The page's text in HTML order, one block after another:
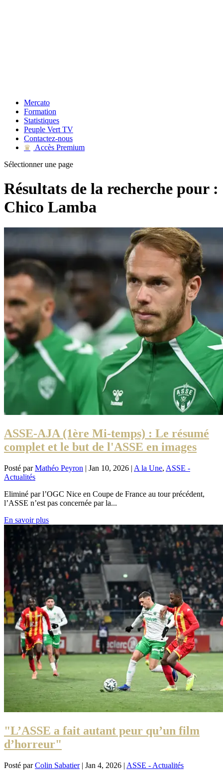
Mercato
Formation
Statistiques
Peuple Vert TV
Contactez-nous
♛
Accès Premium
Sélectionner une page
Résultats de la recherche pour :
Chico Lamba
ASSE-AJA (1ère Mi-temps) : Le résumé
complet et le but de l'ASSE en images
Posté parMathéo Peyron | Jan 10, 2026 | A la Une, ASSE -
Actualités
Eliminé par l’OGC Nice en Coupe de France au tour précédent,
l’ASSE n’est pas concernée par la...
En savoir plus
"L’ASSE a fait autant peur qu’un film
d’horreur"
Posté parColin Sabatier| Jan 4, 2026 | ASSE - Actualités